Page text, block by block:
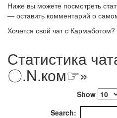
Ниже вы можете посмотреть
— оставить комментарий о
Хочется свой чат с
Статистика
〇.N.ком☞»
Show
Search: